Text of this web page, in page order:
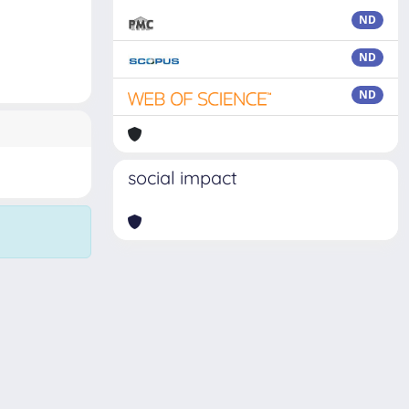
ND
ND
ND
social impact